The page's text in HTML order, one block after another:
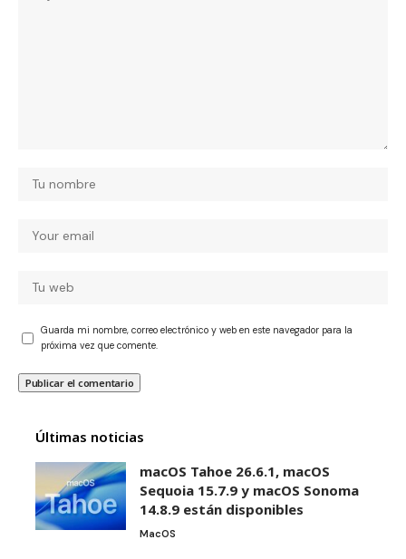
Guarda mi nombre, correo electrónico y web en este navegador para la
próxima vez que comente.
Últimas noticias
macOS Tahoe 26.6.1, macOS
Sequoia 15.7.9 y macOS Sonoma
14.8.9 están disponibles
MacOS